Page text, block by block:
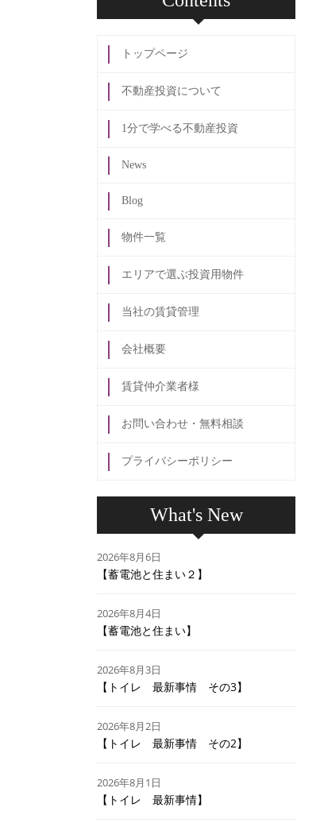
トップページ
不動産投資について
1分で学べる不動産投資
News
Blog
物件一覧
エリアで選ぶ投資用物件
当社の賃貸管理
会社概要
賃貸仲介業者様
お問い合わせ・無料相談
プライバシーポリシー
What's New
2026年8月6日
【蓄電池と住まい２】
2026年8月4日
【蓄電池と住まい】
2026年8月3日
【トイレ 最新事情 その3】
2026年8月2日
【トイレ 最新事情 その2】
2026年8月1日
【トイレ 最新事情】